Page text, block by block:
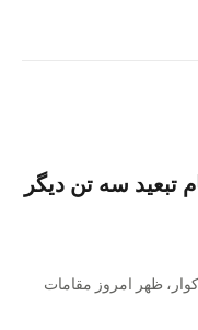
تبعید سه تن دیگر
۴ تن از دراویش کوار، ظهر امروز مقامات